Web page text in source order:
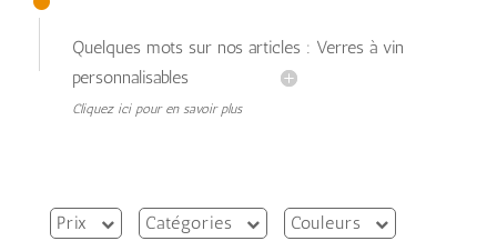
Quelques mots sur nos articles : Verres à vin
personnalisables
Cliquez ici pour en savoir plus
Prix Catégories Couleurs